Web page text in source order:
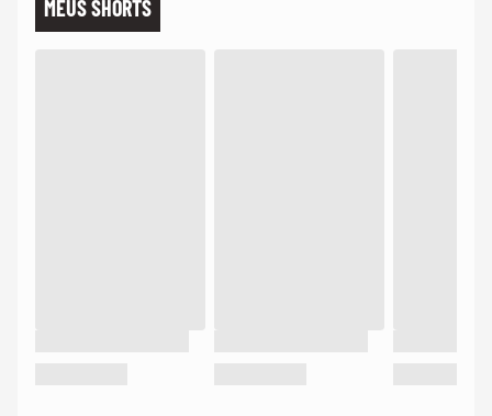
MEUS SHORTS